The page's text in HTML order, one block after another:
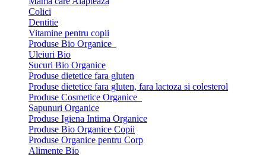
Colici
Dentitie
Vitamine pentru copii
Produse Bio Organice
Uleiuri Bio
Sucuri Bio Organice
Produse dietetice fara gluten
Produse dietetice fara gluten, fara lactoza si colesterol
Produse Cosmetice Organice
Sapunuri Organice
Produse Igiena Intima Organice
Produse Bio Organice Copii
Produse Organice pentru Corp
Alimente Bio